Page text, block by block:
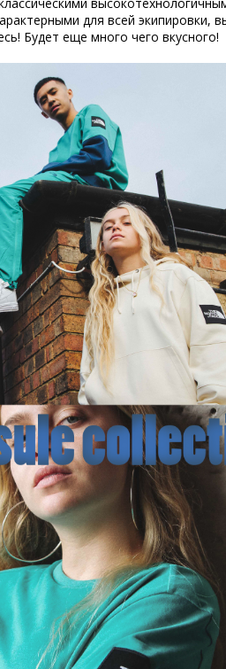
для всей экипировки,
Будет еще много чего вкусного!